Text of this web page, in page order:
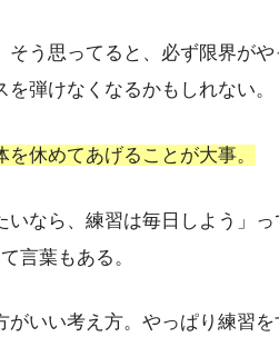
そう思ってると、必ず限界が
弾けなくなるかもしれない。
休めてあげることが大事。
いなら、練習は毎日しよう」
言葉もある。
がいい考え方。やっぱり練習